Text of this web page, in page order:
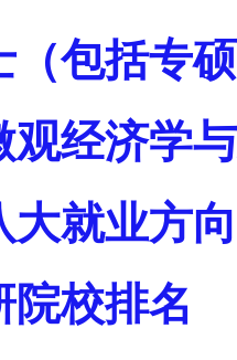
（包括专
观经济学
大就业方
院校排名